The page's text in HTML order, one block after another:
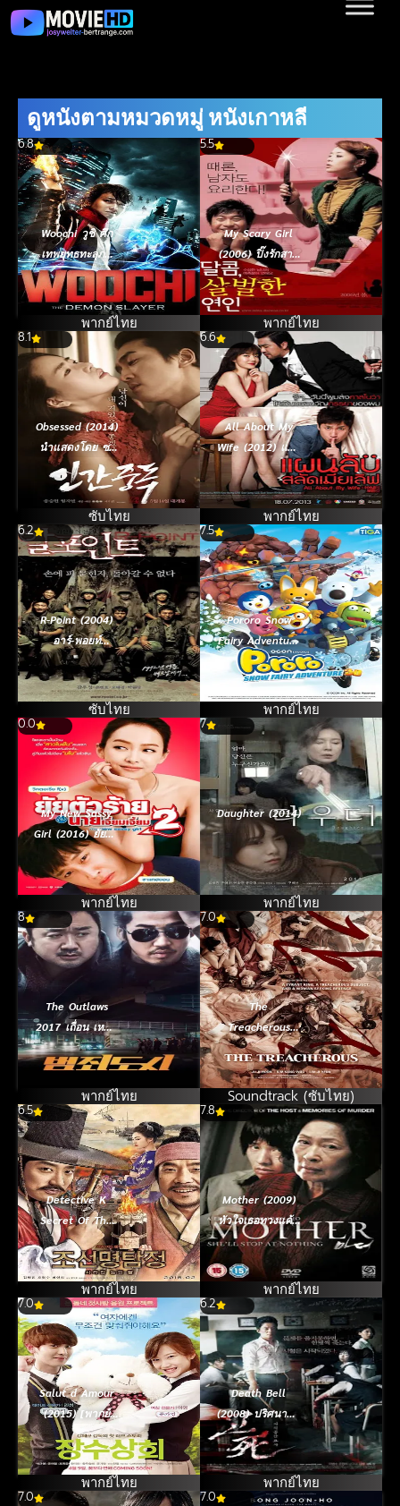
ดูหนังตามหมวดหมู่ หนังเกาหลี
6.8
Woochi วูชิ ศึก
เทพยุทธทะลุภพ
(2009)
พากย์ไทย
5.5
My Scary Girl
(2006) ปิ๊งรักสาว
ให้เสียวสันหลัง
พากย์ไทย
8.1
Obsessed (2014)
นำแสดงโดย ซง
ซึงฮอน [ซับไทย]
ซับไทย
6.6
All About My
Wife (2012) แผน
ลับสลัดเมียเลิฟ
พากย์ไทย
6.2
R-Point (2004)
อาร์-พอยท์
สมรภูมิผี
ซับไทย
7.5
Pororo Snow
Fairy Adventure
(2015) โพโรโระ
เดอะมูวี่ ภาค
มหัศจรรย์ดินแดน
หิมะ
พากย์ไทย
0.0
My New Sassy
Girl (2016) ยัยตัว
ร้ายกับนาย
เจี๋ยมเจี้ยม 2
พากย์ไทย
7
Daughter (2014)
พากย์ไทย
8
The Outlaws
2017 เถื่อน เหนือ
กฏหมาย
พากย์ไทย
7.0
The
Treacherous
(2015) 2 ทรราช
โค่นบัลลังก์ [ซับ
ไทย]
Soundtrack (ซับไทย)
6.5
Detective K
Secret Of The
Lost Island
(2015) ยอดนักสืบ
พลิกโชซอนพากย์ไทย
7.8
Mother (2009)
หัวใจเธอทวงแค้น
สะกดโลก
พากย์ไทย
7.0
Salut d Amour
(2015) [พากย์
ไทย]
พากย์ไทย
6.2
Death Bell
(2008) ปริศนาลับ
โรงเรียนมรณะ
พากย์ไทย
7.0 7.0